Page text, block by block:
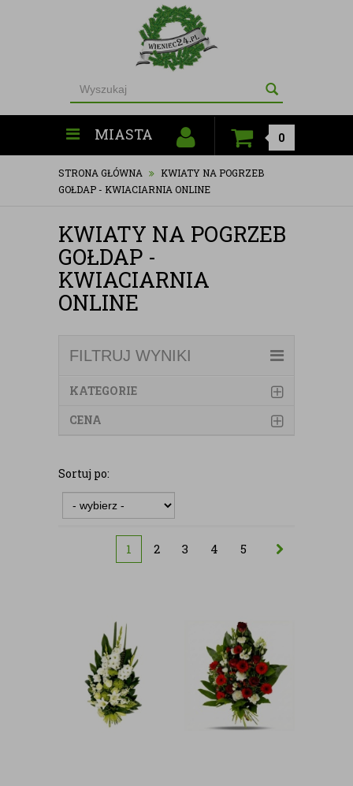
MIASTA 0
STRONA GŁÓWNA
KWIATY NA POGRZEB
GOŁDAP - KWIACIARNIA ONLINE
KWIATY NA POGRZEB
GOŁDAP -
KWIACIARNIA
ONLINE
FILTRUJ WYNIKI
KATEGORIE
CENA
Sortuj po:
1 2 3 4 5